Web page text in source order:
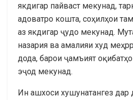
якдигар пайваст мекунад,
адоватро кошта, соҳилҳои
аз якдигар ҷудо мекунад.
назария ва амалияи худ
дода, барои ҷамъият
эҷод мекунад.
Ин ашхоси хушунатангез дар